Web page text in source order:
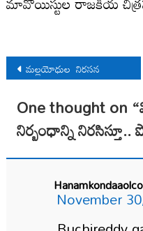
Post
navigation
మల్లయోధుల నిరసన
One thought on “
నిర్బంధాన్ని
November